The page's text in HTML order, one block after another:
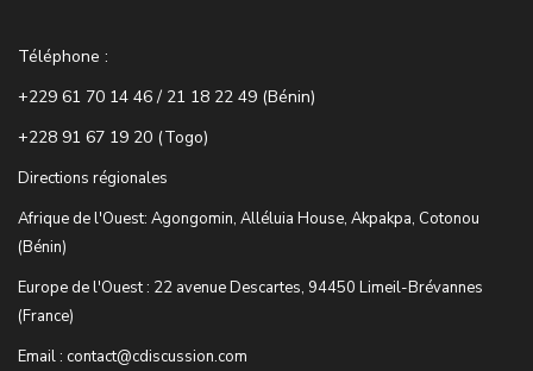
Téléphone :
+229 61 70 14 46 / 21 18 22 49 (Bénin)
+228 91 67 19 20 (Togo)
Directions régionales
Afrique de l'Ouest: Agongomin, Alléluia House, Akpakpa, Cotonou
(Bénin)
Europe de l'Ouest : 22 avenue Descartes, 94450 Limeil-Brévannes
(France)
Email : contact@cdiscussion.com